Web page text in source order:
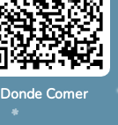
Donde Comer